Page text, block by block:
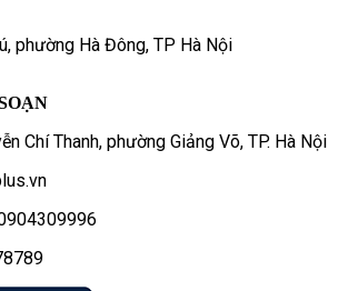
phường Hà Đông, TP Hà Nội
Chí Thanh, phường Giảng Võ, TP. Hà Nội